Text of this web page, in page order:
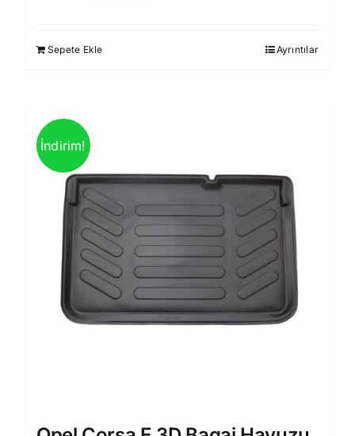
Sepete Ekle Ayrıntılar
İndirim!